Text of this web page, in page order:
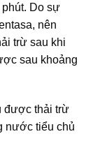
Do sự
nên
trừ sau khi
sau khoảng
được thải trừ
nước tiểu chủ